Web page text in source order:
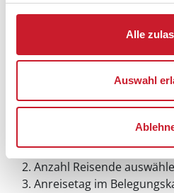
Alle
Auswahl
Belegungskalender
Reisedauer auswählen
Anzahl Reisende
Anreisetag im